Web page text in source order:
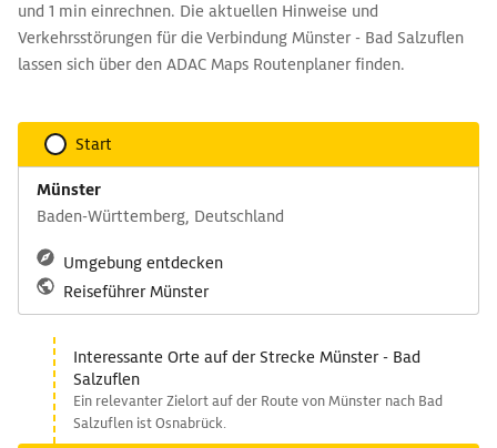
und 1 min einrechnen. Die aktuellen Hinweise und
Verkehrsstörungen für die Verbindung Münster - Bad Salzuflen
lassen sich über den ADAC Maps Routenplaner finden.
Start
Münster
Baden-Württemberg, Deutschland
Umgebung entdecken
Reiseführer Münster
Interessante Orte auf der Strecke Münster - Bad
Salzuflen
Ein relevanter Zielort auf der Route von Münster nach Bad
Salzuflen ist Osnabrück.